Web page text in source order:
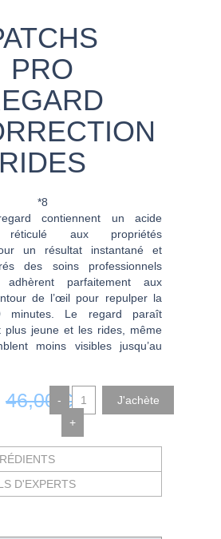
PRO
RIDES
*8
contiennent un acide
réticulé aux propriétés
un résultat instantané et
des soins professionnels
parfaitement aux
de l’œil pour repulper la
minutes. Le regard paraît
plus jeune et les rides, même
moins visibles jusqu’au
46,00 €
-
+
D'EXPERTS